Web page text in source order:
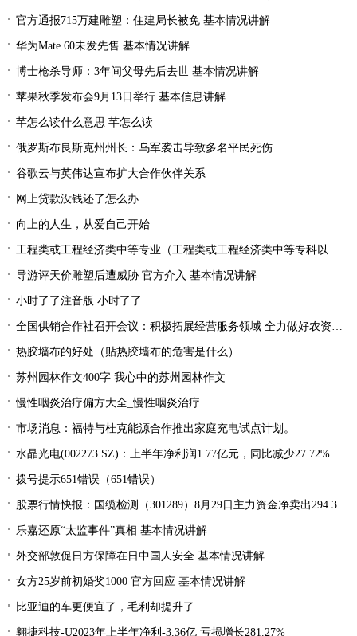
官方通报715万建雕塑：住建局长被免 基本情况讲解
华为Mate 60未发先售 基本情况讲解
博士枪杀导师：3年间父母先后去世 基本情况讲解
苹果秋季发布会9月13日举行 基本信息讲解
芊怎么读什么意思 芊怎么读
俄罗斯布良斯克州州长：乌军袭击导致多名平民死伤
谷歌云与英伟达宣布扩大合作伙伴关系
网上贷款没钱还了怎么办
向上的人生，从爱自己开始
工程类或工程经济类中等专业（工程类或工程经济类中等专科以上学历）
导游评天价雕塑后遭威胁 官方介入 基本情况讲解
小时了了注音版 小时了了
全国供销合作社召开会议：积极拓展经营服务领域 全力做好农资供应
热胶墙布的好处（贴热胶墙布的危害是什么）
苏州园林作文400字 我心中的苏州园林作文
慢性咽炎治疗偏方大全_慢性咽炎治疗
市场消息：福特与杜克能源合作推出家庭充电试点计划。
水晶光电(002273.SZ)：上半年净利润1.77亿元，同比减少27.72%
拨号提示651错误（651错误）
股票行情快报：国缆检测（301289）8月29日主力资金净卖出294.37万元
乐嘉还原“太监事件”真相 基本情况讲解
外交部敦促日方保障在日中国人安全 基本情况讲解
女方25岁前初婚奖1000 官方回应 基本情况讲解
比亚迪的车更便宜了，毛利却提升了
翱捷科技-U2023年上半年净利-3.36亿 亏损增长281.27%